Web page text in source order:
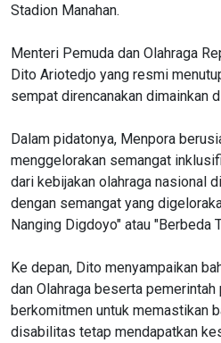
Stadion Manahan.
Menteri Pemuda dan Olahraga
Dito Ariotedjo yang resmi
sempat direncanakan dimainkan
Dalam pidatonya, Menpora
menggelorakan semangat
dari kebijakan olahraga nasional
dengan semangat yang
Nanging Digdoyo" atau "Berbeda
Ke depan, Dito menyampaikan
dan Olahraga beserta pemerintah
berkomitmen untuk memastikan
disabilitas tetap mendapatkan